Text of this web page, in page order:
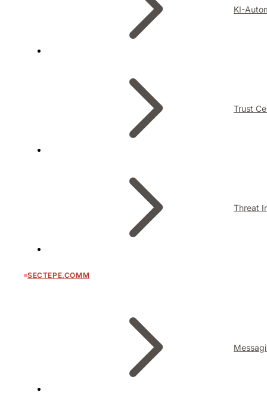
KI-
Trust
Threat
SECTEPE.COMM